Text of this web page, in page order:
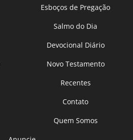
Esboços de Pregação
Salmo do Dia
Devocional Diário
Novo Testamento
Recentes
Contato
Quem Somos